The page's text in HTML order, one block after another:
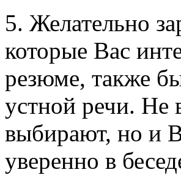
5. Желательно
которые Вас
резюме, также
устной речи. Не
выбирают, но и
уверенно в